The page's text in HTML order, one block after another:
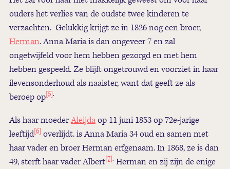
ouders het verlies van de oudste twee kinderen te
verzachten. Gelukkig krijgt ze in 1826 nog een broer,
Herman. Anna Maria is dan ongeveer 7 en zal
ongetwijfeld voor hem hebben gezorgd en met hem
hebben gespeeld. Ze blijft ongetrouwd en voorziet in haar
ilevensonderhoud als naaister, want dat geeft ze als
beroep op[5].
Als haar moederAleijdaop 11 juni 1853 op 72e-jarige
leeftijd[6] overlijdt. is Anna Maria 34 oud en samen met
haar vader en broer Herman erfgenaam. In 1868, ze is dan
49, sterft haar vader Albert[7]. Herman en zij zijn de enige